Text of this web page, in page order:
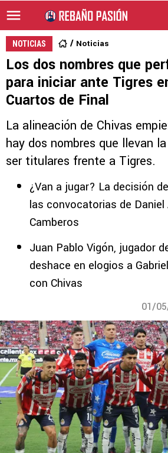
NOTICIAS Noticias
Los dos nombres que
para iniciar ante Tigres
Cuartos de Final
La alineación de Chivas
hay dos nombres que llevan
ser titulares frente a Tigres.
¿Van a jugar? La decisión
las convocatorias de Daniel
Camberos
Juan Pablo Vigón, jugador
deshace en elogios a
con Chivas
01/